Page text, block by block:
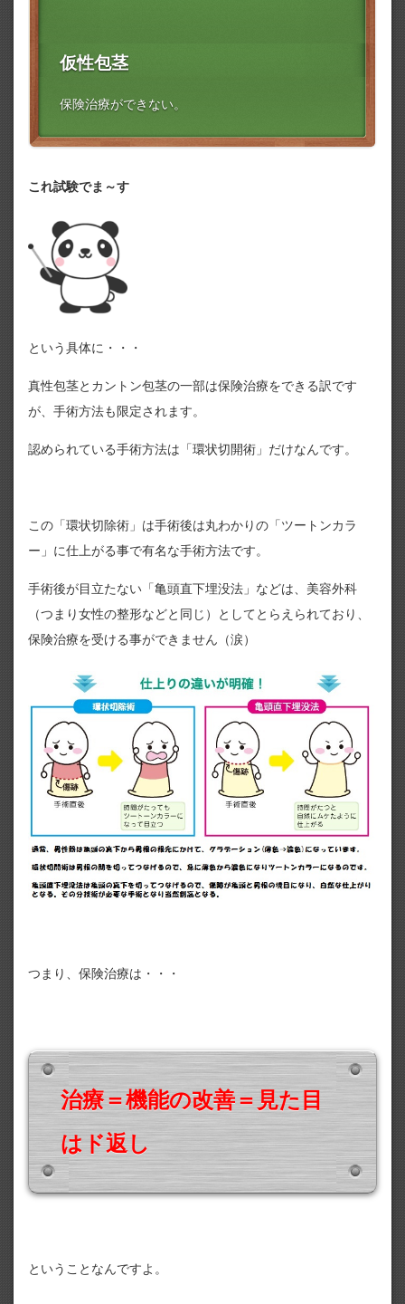
仮性包茎
保険治療ができない。
これ試験でま～す
という具体に・・・
真性包茎とカントン包茎の一部は保険治療をできる訳です
が、手術方法も限定されます。
認められている手術方法は「環状切開術」だけなんです。
この「環状切除術」は手術後は丸わかりの「ツートンカラ
ー」に仕上がる事で有名な手術方法です。
手術後が目立たない「亀頭直下埋没法」などは、美容外科
（つまり女性の整形などと同じ）としてとらえられており、
保険治療を受ける事ができません（涙）
つまり、保険治療は・・・
治療＝機能の改善＝見た目
はド返し
ということなんですよ。